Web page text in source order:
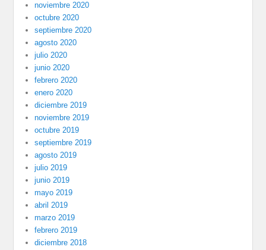
noviembre 2020
octubre 2020
septiembre 2020
agosto 2020
julio 2020
junio 2020
febrero 2020
enero 2020
diciembre 2019
noviembre 2019
octubre 2019
septiembre 2019
agosto 2019
julio 2019
junio 2019
mayo 2019
abril 2019
marzo 2019
febrero 2019
diciembre 2018